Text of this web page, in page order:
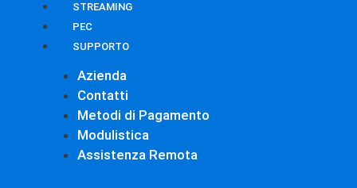
STREAMING
PEC
SUPPORTO
Azienda
Contatti
Metodi di Pagamento
Modulistica
Assistenza Remota